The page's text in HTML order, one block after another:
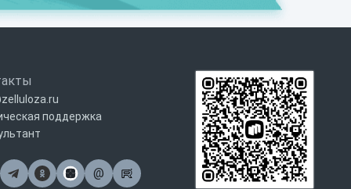
поддержка
@Почта